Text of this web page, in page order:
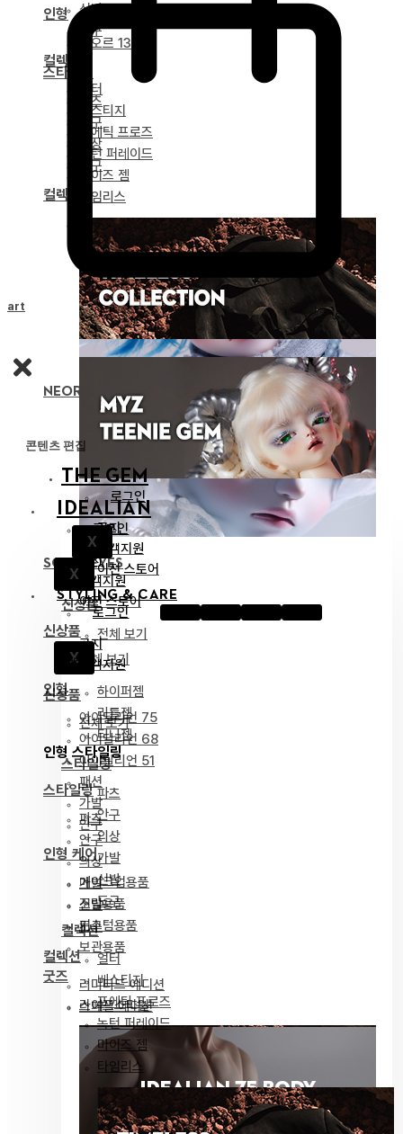
인형
네오르 13
스타일링
파츠
안구
의상
도구
컬렉션
드리티아 연대기
NEOR 13 BODY
SOOM EYES
STYLING & CARE
로그인
X
공지
고객지원
신상품
전체 보기
인형 스타일링
패션
가발
안구
인형 케어
메이크업용품
조립용품
커스텀용품
보관용품
굿즈
라이프스타일
신발
도구
컬렉션
얼터
베스티지
포에틱 프로즈
녹턴 퍼레이드
마이즈 젬
타임리스
IDEALIAN
로그인
X
공지
고객지원
이전 스토어
신상품
전체 보기
인형
아이딜리언 75
아이딜리언 68
아이딜리언 51
스타일링
파츠
안구
의상
가발
신발
도구
컬렉션
리미티드 에디션
스페셜 에디션
콘텐츠 편집
THE GEM
로그인
X
공지
고객지원
이전 스토어
신상품
전체 보기
인형
하이퍼젬
리틀젬
티니젬
스타일링
파츠
안구
의상
가발
신발
도구
컬렉션
얼터
베스티지
포에틱 프로즈
녹턴 퍼레이드
마이즈 젬
타임리스